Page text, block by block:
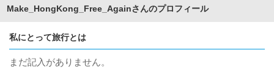
Make_HongKong_Free_Againさんのプロフィール
私にとって旅行とは
まだ記入がありません。